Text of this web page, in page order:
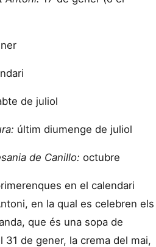
de juliol
últim diumenge de juliol
de Canillo: octubre
en el calendari
en la qual es celebren els
que és una sopa de
31 de gener, la crema del mai,